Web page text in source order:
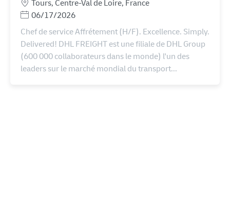
Tours, Centre-Val de Loire, France
Posted Date
06/17/2026
Chef de service Affrétement (H/F). Excellence. Simply.
Delivered! DHL FREIGHT est une filiale de DHL Group
(600 000 collaborateurs dans le monde) l'un des
leaders sur le marché mondial du transport...